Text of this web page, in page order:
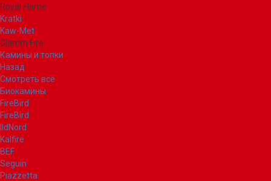
Royal Flame
Kratki
Kaw-Met
Glamm Fire
Камины и топки
Назад
Смотреть все
Биокамины
FireBird
FireBird
IldNord
Kalfire
BEF
Seguin
Piazzetta